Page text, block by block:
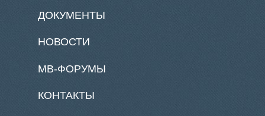
ДОКУМЕНТЫ
НОВОСТИ
МВ-ФОРУМЫ
КОНТАКТЫ